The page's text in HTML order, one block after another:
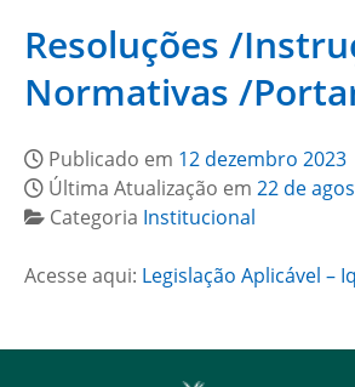
Resoluções /
Normativas /
Publicado em 12 dezembro 2023
Última Atualização em 22 de
Categoria Institucional
Acesse aqui: Legislação Aplicável –